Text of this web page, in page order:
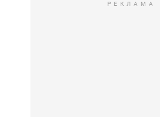
РЕКЛАМА